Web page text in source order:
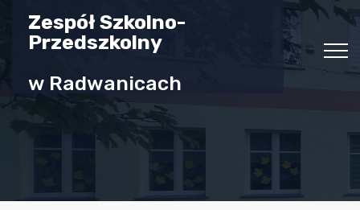
Zespół Szkolno-
Przedszkolny
w Radwanicach